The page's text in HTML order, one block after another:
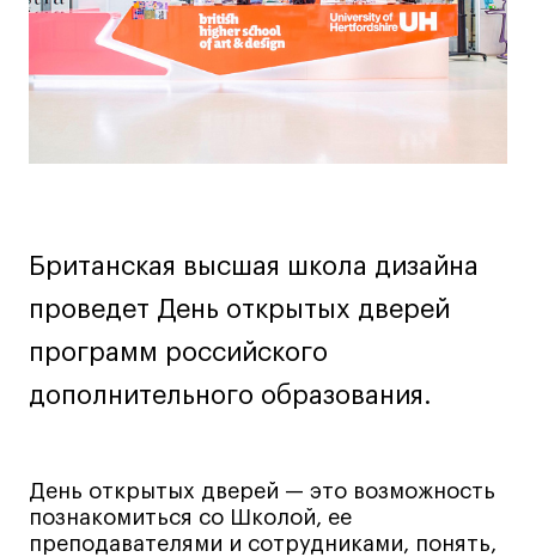
Стайлинг
Современная живопись
UX/UI-дизайн
Маркетинг
Контент
Иллюстрация
Лайфстайл
Навыки предпринимателя и управленца
Британская высшая школа дизайна
проведет День открытых дверей
программ российского
дополнительного образования.
День открытых дверей — это возможность
познакомиться со Школой, ее
преподавателями и сотрудниками, понять,